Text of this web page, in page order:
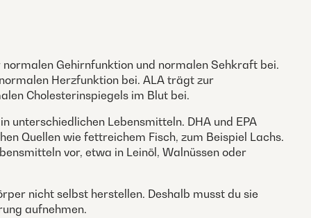
Gehirnfunktion und normalen Sehkraft bei.
Herzfunktion bei. ALA trägt zur
Cholesterinspiegels im Blut bei.
unterschiedlichen Lebensmitteln. DHA und EPA
Quellen wie fettreichem Fisch, zum Beispiel Lachs.
vor, etwa in Leinöl, Walnüssen oder
nicht selbst herstellen. Deshalb musst du sie
aufnehmen.